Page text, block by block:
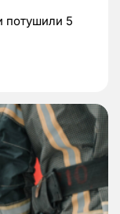
потушили 5